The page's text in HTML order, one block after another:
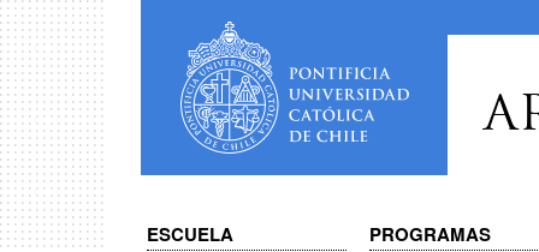
ESCUELA PROGRAMAS